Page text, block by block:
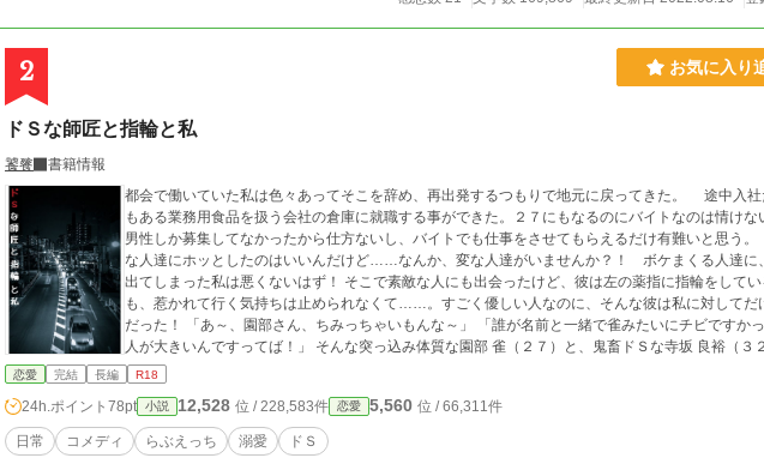
2 お気に入り
ドＳな師匠と指輪と私
饕餮
書籍情報
都会で働いていた私は色々あってそこを辞め、再出発するつもりで地元に戻ってきた。 途中入社
もある業務用食品を扱う会社の倉庫に就職する事ができた。２７にもなるのにバイトなのは情けな
男性しか募集してなかったから仕方ないし、バイトでも仕事をさせてもらえるだけ有難いと思う
な人達にホッとしたのはいいんだけど……なんか、変な人達がいませんか？！ ボケまくる人達に
出てしまった私は悪くないはず！ そこで素敵な人にも出会ったけど、彼は左の薬指に指輪をしている人だった。で
も、惹かれて行く気持ちは止められなくて……。すごく優しい人なのに、そんな彼は私に対してだ
だった！ 「あ～、園部さん、ちみっちゃいもんな～」 「誰が名前と一緒で雀みたいにチビですかっ！ 私より他の
人が大きいんですってば！」 そんな突っ込み体質な園部 雀（２７）と、鬼畜ドＳな寺坂 良裕（３２）のお話。 ★
サブタイの後ろにある★は寺坂視点です。 ★ この物語はフィクションです。実在の人物及び団体等とは一切関係あ
恋愛 完結 長編 R18
24h.ポイント 78pt 小説 12,528 位 / 228,583件 恋愛 5,560 位 / 66,311件
日常 コメディ らぶえっち 溺愛 ドＳ